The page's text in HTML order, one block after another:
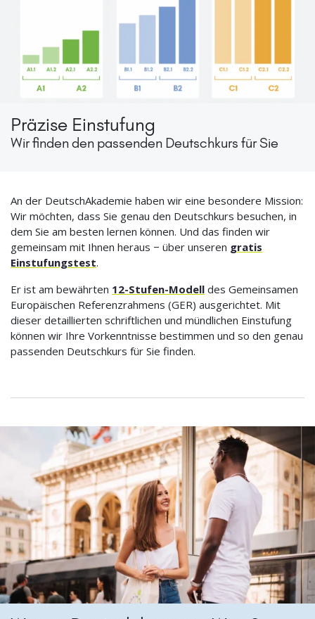
Präzise Einstufung
Wir finden den passenden Deutschkurs für Sie
An der DeutschAkademie haben wir eine besondere Mission:
Wir möchten, dass Sie genau den Deutschkurs besuchen, in
dem Sie am besten lernen können. Und das finden wir
gemeinsam mit Ihnen heraus − über unseren gratis
Einstufungstest.
Er ist am bewährten 12-Stufen-Modell des Gemeinsamen
Europäischen Referenzrahmens (GER) ausgerichtet. Mit
dieser detaillierten schriftlichen und mündlichen Einstufung
können wir Ihre Vorkenntnisse bestimmen und so den genau
passenden Deutschkurs für Sie finden.